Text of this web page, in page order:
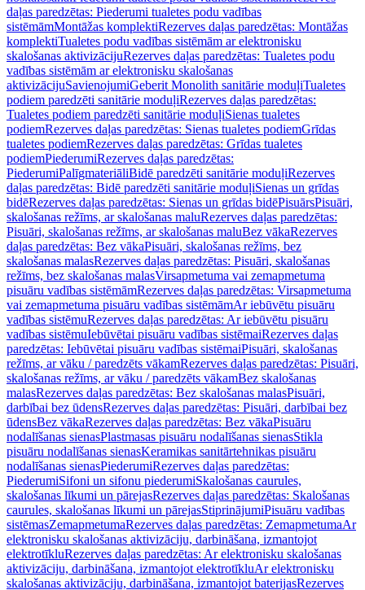
daļas paredzētas: Piederumi tualetes podu vadības
sistēmāmMontāžas komplektiRezerves daļas paredzētas: Montāžas
komplektiTualetes podu vadības sistēmām ar elektronisku
skalošanas aktivizācijuRezerves daļas paredzētas: Tualetes podu
vadības sistēmām ar elektronisku skalošanas
aktivizācijuSavienojumiGeberit Monolith sanitārie moduļiTualetes
podiem paredzēti sanitārie moduļiRezerves daļas paredzētas:
Tualetes podiem paredzēti sanitārie moduļiSienas tualetes
podiemRezerves daļas paredzētas: Sienas tualetes podiemGrīdas
tualetes podiemRezerves daļas paredzētas: Grīdas tualetes
podiemPiederumiRezerves daļas paredzētas:
PiederumiPalīgmateriāliBidē paredzēti sanitārie moduļiRezerves
daļas paredzētas: Bidē paredzēti sanitārie moduļiSienas un grīdas
bidēRezerves daļas paredzētas: Sienas un grīdas bidēPisuārsPisuāri,
skalošanas režīms, ar skalošanas maluRezerves daļas paredzētas:
Pisuāri, skalošanas režīms, ar skalošanas maluBez vākaRezerves
daļas paredzētas: Bez vākaPisuāri, skalošanas režīms, bez
skalošanas malasRezerves daļas paredzētas: Pisuāri, skalošanas
režīms, bez skalošanas malasVirsapmetuma vai zemapmetuma
pisuāru vadības sistēmāmRezerves daļas paredzētas: Virsapmetuma
vai zemapmetuma pisuāru vadības sistēmāmAr iebūvētu pisuāru
vadības sistēmuRezerves daļas paredzētas: Ar iebūvētu pisuāru
vadības sistēmuIebūvētai pisuāru vadības sistēmaiRezerves daļas
paredzētas: Iebūvētai pisuāru vadības sistēmaiPisuāri, skalošanas
režīms, ar vāku / paredzēts vākamRezerves daļas paredzētas: Pisuāri,
skalošanas režīms, ar vāku / paredzēts vākamBez skalošanas
malasRezerves daļas paredzētas: Bez skalošanas malasPisuāri,
darbībai bez ūdensRezerves daļas paredzētas: Pisuāri, darbībai bez
ūdensBez vākaRezerves daļas paredzētas: Bez vākaPisuāru
nodalīšanas sienasPlastmasas pisuāru nodalīšanas sienasStikla
pisuāru nodalīšanas sienasKeramikas sanitārtehnikas pisuāru
nodalīšanas sienasPiederumiRezerves daļas paredzētas:
PiederumiSifoni un sifonu piederumiSkalošanas caurules,
skalošanas līkumi un pārejasRezerves daļas paredzētas: Skalošanas
caurules, skalošanas līkumi un pārejasStiprinājumiPisuāru vadības
sistēmasZemapmetumaRezerves daļas paredzētas: ZemapmetumaAr
elektronisku skalošanas aktivizāciju, darbināšana, izmantojot
elektrotīkluRezerves daļas paredzētas: Ar elektronisku skalošanas
aktivizāciju, darbināšana, izmantojot elektrotīkluAr elektronisku
skalošanas aktivizāciju, darbināšana, izmantojot baterijasRezerves